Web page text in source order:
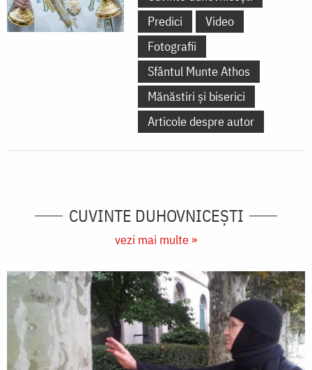
Predici
Video
Fotografii
Sfântul Munte Athos
Mănăstiri și biserici
Articole despre autor
CUVINTE DUHOVNICEȘTI
vezi mai multe »